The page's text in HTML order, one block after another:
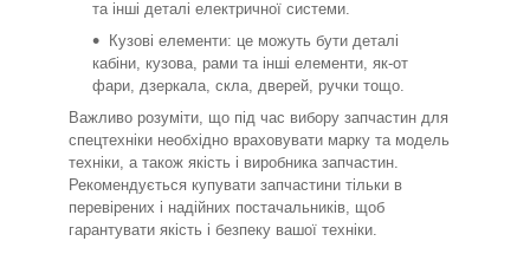
та інші деталі електричної системи.
Кузові елементи: це можуть бути деталі
кабіни, кузова, рами та інші елементи, як-от
фари, дзеркала, скла, дверей, ручки тощо.
Важливо розуміти, що під час вибору запчастин для
спецтехніки необхідно враховувати марку та модель
техніки, а також якість і виробника запчастин.
Рекомендується купувати запчастини тільки в
перевірених і надійних постачальників, щоб
гарантувати якість і безпеку вашої техніки.